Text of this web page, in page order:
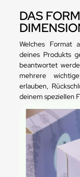
DAS
Welches Format
deines Produkts
beantwortet
mehrere
erlauben,
deinem speziellen